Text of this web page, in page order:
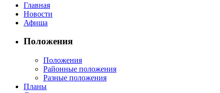
Главная
Новости
Афиша
Положения
Положения
Районные положения
Разные положения
Планы